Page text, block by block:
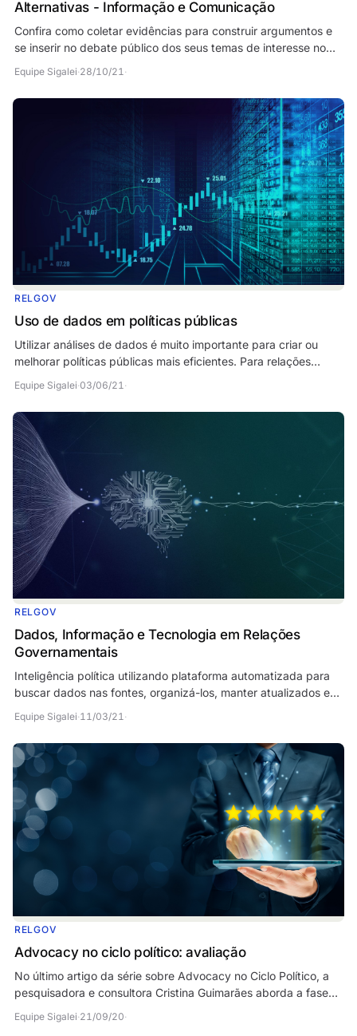
Alternativas - Informação e Comunicação
Confira como coletar evidências para construir argumentos e
se inserir no debate público dos seus temas de interesse no
Equipe Sigalei·28/10/21·
RELGOV
Uso de dados em políticas públicas
Utilizar análises de dados é muito importante para criar ou
melhorar políticas públicas mais eficientes. Para relações
Equipe Sigalei·03/06/21·
RELGOV
Dados, Informação e Tecnologia em Relações
Governamentais
Inteligência política utilizando plataforma automatizada para
buscar dados nas fontes, organizá-los, manter atualizados e
Equipe Sigalei·11/03/21·
RELGOV
Advocacy no ciclo político: avaliação
No último artigo da série sobre Advocacy no Ciclo Político, a
pesquisadora e consultora Cristina Guimarães aborda a fase
Equipe Sigalei·21/09/20·